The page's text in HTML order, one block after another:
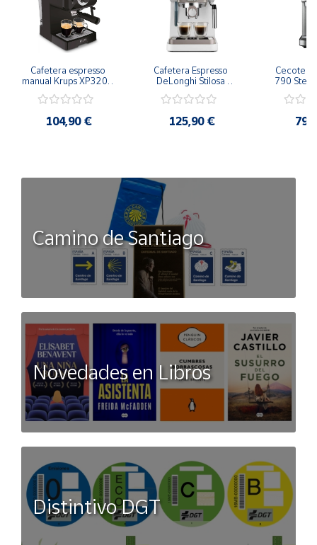
Cafetera espresso
manual Krups XP3208
Espumador de leche
104,90 €
Cafetera Espresso
DeLonghi Stilosa
Automática
125,90 €
Cecotec
790
Camino de Santiago
Novedades en Libros
Distintivo DGT